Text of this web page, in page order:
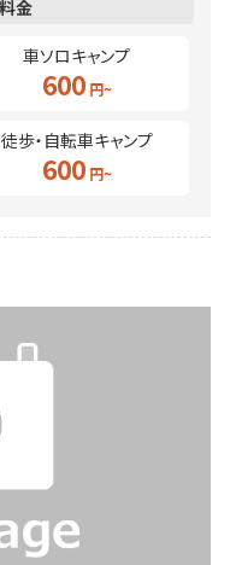
車ソロキャンプ
600
徒歩・自転車キャンプ
600